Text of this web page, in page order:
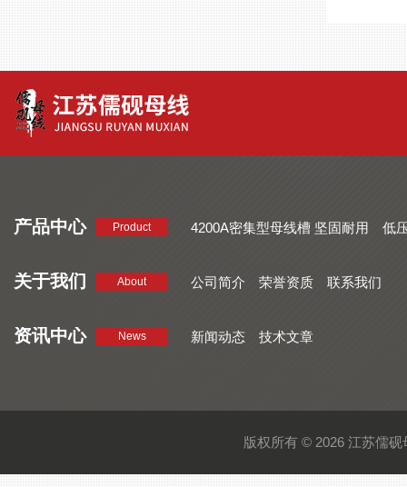
产品中心 Product 4200A密集型母线槽 坚固耐用
低
关于我们 About 公司简介 荣誉资质 联系我们
资讯中心 News 新闻动态 技术文章
版权所有 © 2026 江苏儒